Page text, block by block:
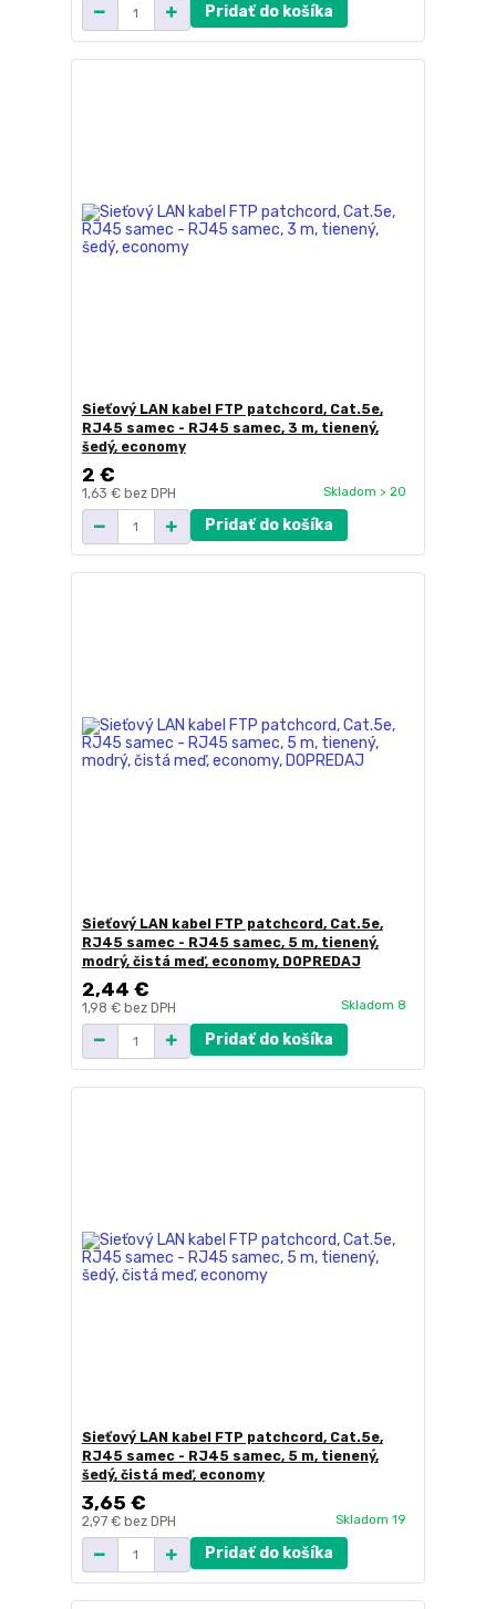
Pridať do košíka
Sieťový LAN kabel FTP patchcord, Cat.5e,
RJ45 samec - RJ45 samec, 3 m, tienený,
šedý, economy
2 €
1,63 € bez DPH Skladom > 20
Pridať do košíka
Sieťový LAN kabel FTP patchcord, Cat.5e,
RJ45 samec - RJ45 samec, 5 m, tienený,
modrý, čistá meď, economy, DOPREDAJ
2,44 €
1,98 € bez DPH Skladom 8
Pridať do košíka
Sieťový LAN kabel FTP patchcord, Cat.5e,
RJ45 samec - RJ45 samec, 5 m, tienený,
šedý, čistá meď, economy
3,65 €
2,97 € bez DPH Skladom 19
Pridať do košíka